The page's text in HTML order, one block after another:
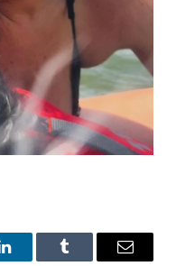
LinkedInTumblr Email